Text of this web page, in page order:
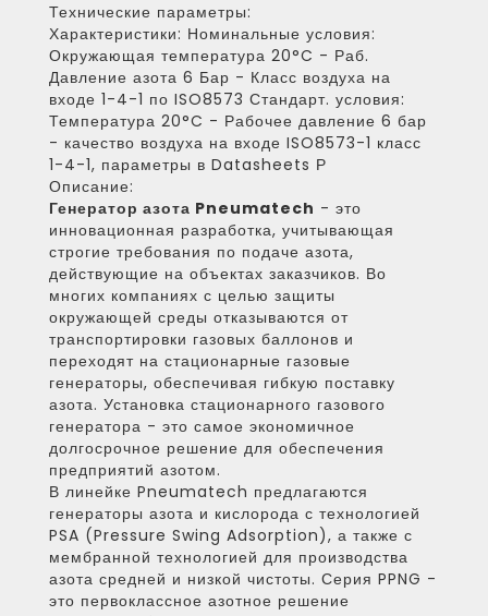
Технические параметры:
Характеристики: Номинальные условия:
Окружающая температура 20°C - Раб.
Давление азота 6 Бар - Класс воздуха на
входе 1-4-1 по ISO8573 Стандарт. условия:
Температура 20°C - Рабочее давление 6 бар
- качество воздуха на входе ISO8573-1 класс
1-4-1, параметры в Datasheets Р
Описание:
Генератор азота Pneumatech - это
инновационная разработка, учитывающая
строгие требования по подаче азота,
действующие на объектах заказчиков. Во
многих компаниях с целью защиты
окружающей среды отказываются от
транспортировки газовых баллонов и
переходят на стационарные газовые
генераторы, обеспечивая гибкую поставку
азота. Установка стационарного газового
генератора - это самое экономичное
долгосрочное решение для обеспечения
предприятий азотом.
В линейке Pneumatech предлагаются
генераторы азота и кислорода с технологией
PSA (Pressure Swing Adsorption), а также с
мембранной технологией для производства
азота средней и низкой чистоты. Серия PPNG -
это первоклассное азотное решение